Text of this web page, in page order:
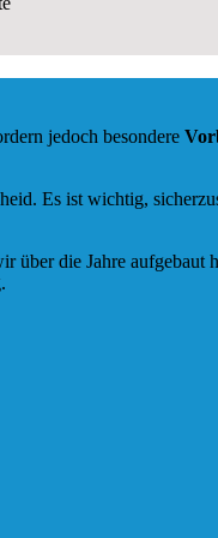
jedoch besondere
Es ist wichtig,
über die Jahre aufgebaut